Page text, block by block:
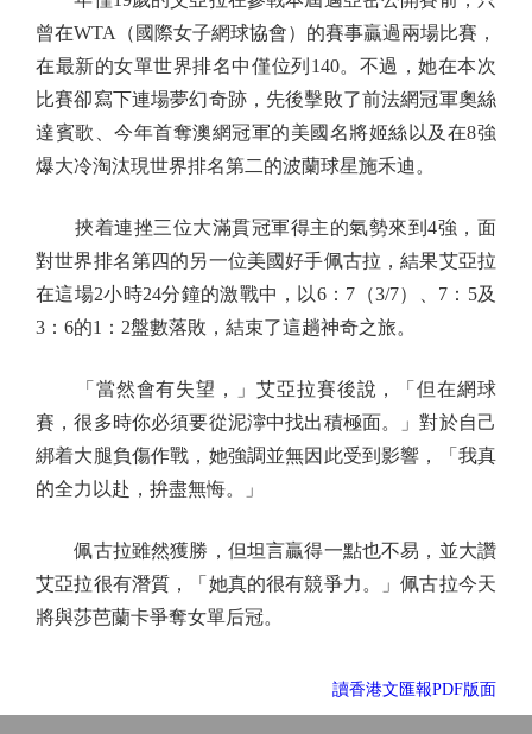
曾在WTA（國際女子網球協會）的賽事贏過兩場比賽，
在最新的女單世界排名中僅位列140。不過，她在本次
比賽卻寫下連場夢幻奇跡，先後擊敗了前法網冠軍奧絲
達賓歌、今年首奪澳網冠軍的美國名將姬絲以及在8強
爆大冷淘汰現世界排名第二的波蘭球星施禾迪。
挾着連挫三位大滿貫冠軍得主的氣勢來到4強，面
對世界排名第四的另一位美國好手佩古拉，結果艾亞拉
在這場2小時24分鐘的激戰中，以6：7（3/7）、7：5及
3：6的1：2盤數落敗，結束了這趟神奇之旅。
「當然會有失望，」艾亞拉賽後說，「但在網球
賽，很多時你必須要從泥濘中找出積極面。」對於自己
綁着大腿負傷作戰，她強調並無因此受到影響，「我真
的全力以赴，拚盡無悔。」
佩古拉雖然獲勝，但坦言贏得一點也不易，並大讚
艾亞拉很有潛質，「她真的很有競爭力。」佩古拉今天
將與莎芭蘭卡爭奪女單后冠。
讀香港文匯報PDF版面